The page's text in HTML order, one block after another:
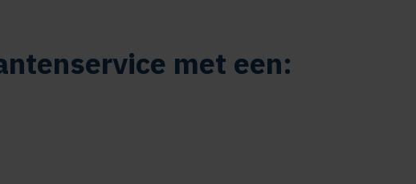
met een: